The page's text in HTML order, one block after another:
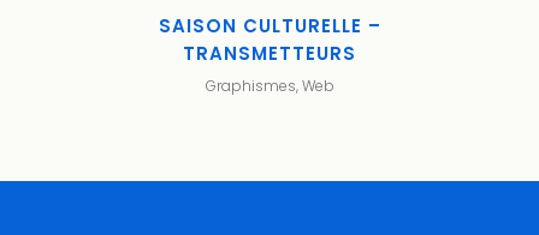
SAISON CULTURELLE –
TRANSMETTEURS
Graphismes, Web